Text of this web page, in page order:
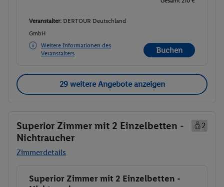
Veranstalter: DERTOUR Deutschland
GmbH
Weitere Informationen des
Veranstalters
Buchen
29 weitere Angebote anzeigen
Superior Zimmer mit 2 Einzelbetten -
Nichtraucher
2
Zimmerdetails
Buchen
Superior Zimmer mit 2 Einzelbetten -